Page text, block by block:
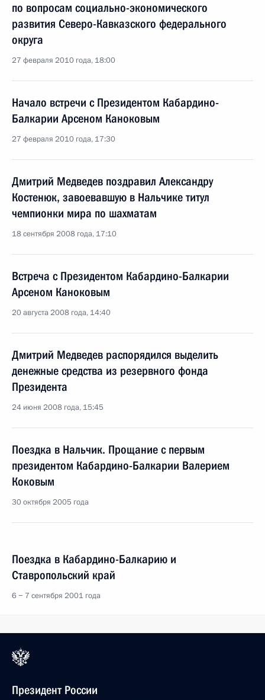
по вопросам социально-экономического
развития Северо-Кавказского федерального
округа
27 февраля 2010 года, 18:00
Начало встречи с Президентом Кабардино-
Балкарии Арсеном Каноковым
27 февраля 2010 года, 17:30
Дмитрий Медведев поздравил Александру
Костенюк, завоевавшую в Нальчике титул
чемпионки мира по шахматам
18 сентября 2008 года, 17:10
Встреча с Президентом Кабардино-Балкарии
Арсеном Каноковым
20 августа 2008 года, 14:40
Дмитрий Медведев распорядился выделить
денежные средства из резервного фонда
Президента
24 июня 2008 года, 15:45
Поездка в Нальчик. Прощание с первым
президентом Кабардино-Балкарии Валерием
Коковым
30 октября 2005 года
Поездка в Кабардино-Балкарию и
Ставропольский край
6 − 7 сентября 2001 года
Президент России